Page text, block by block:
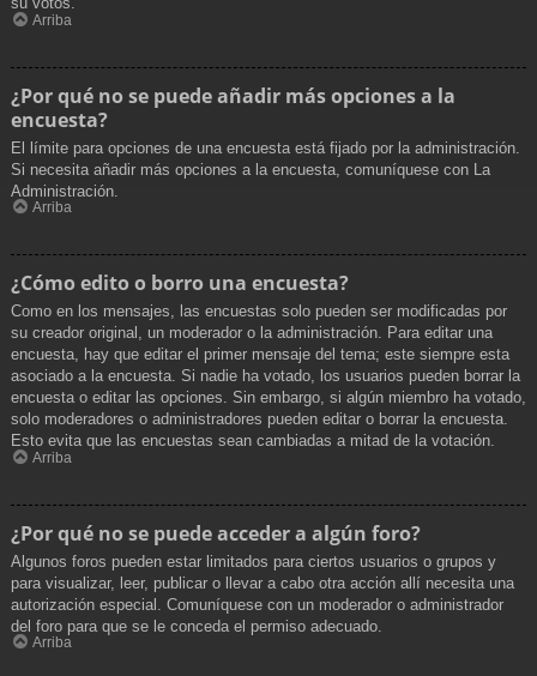
Arriba
¿Por qué no se puede añadir más opciones a la
encuesta?
El límite para opciones de una encuesta está fijado por la administración.
Si necesita añadir más opciones a la encuesta, comuníquese con La
Administración.
Arriba
¿Cómo edito o borro una encuesta?
Como en los mensajes, las encuestas solo pueden ser modificadas por
su creador original, un moderador o la administración. Para editar una
encuesta, hay que editar el primer mensaje del tema; este siempre esta
asociado a la encuesta. Si nadie ha votado, los usuarios pueden borrar la
encuesta o editar las opciones. Sin embargo, si algún miembro ha votado,
solo moderadores o administradores pueden editar o borrar la encuesta.
Esto evita que las encuestas sean cambiadas a mitad de la votación.
Arriba
¿Por qué no se puede acceder a algún foro?
Algunos foros pueden estar limitados para ciertos usuarios o grupos y
para visualizar, leer, publicar o llevar a cabo otra acción allí necesita una
autorización especial. Comuníquese con un moderador o administrador
del foro para que se le conceda el permiso adecuado.
Arriba